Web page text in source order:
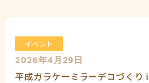
イベント
2026年4月29日
平成ガラケーミラーデコづくり